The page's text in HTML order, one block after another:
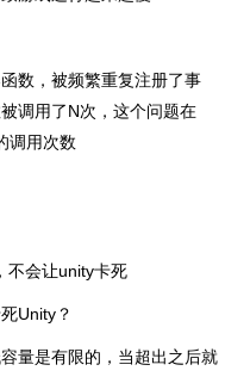
数，被频繁重复注册了事
调用了N次，这个问题在
调用次数
不会让unity卡死
Unity？
量是有限的，当超出之后就